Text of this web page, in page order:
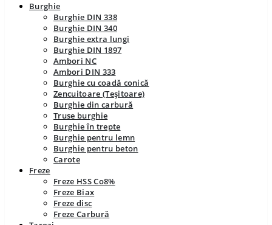
Burghie
Burghie DIN 338
Burghie DIN 340
Burghie extra lungi
Burghie DIN 1897
Ambori NC
Ambori DIN 333
Burghie cu coadă conică
Zencuitoare (Teșitoare)
Burghie din carbură
Truse burghie
Burghie în trepte
Burghie pentru lemn
Burghie pentru beton
Carote
Freze
Freze HSS Co8%
Freze Biax
Freze disc
Freze Carbură